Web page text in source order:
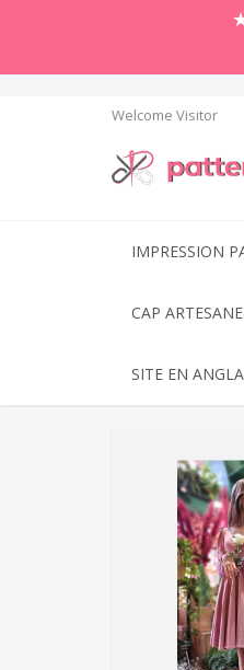
Welcome Visitor
IMPRESSION
CAP ARTESANE
SITE EN